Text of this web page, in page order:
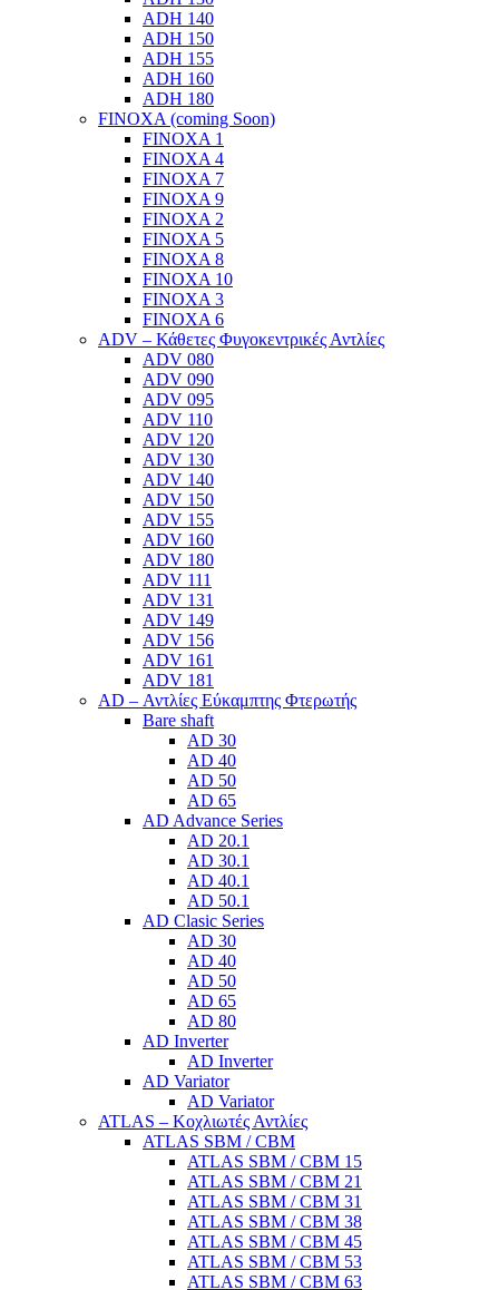
ADH 140
ADH 150
ADH 155
ADH 160
ADH 180
FINOXA (coming Soon)
FINOXA 1
FINOXA 4
FINOXA 7
FINOXA 9
FINOXA 2
FINOXA 5
FINOXA 8
FINOXA 10
FINOXA 3
FINOXA 6
ADV – Κάθετες Φυγοκεντρικές Αντλίες
ADV 080
ADV 090
ADV 095
ADV 110
ADV 120
ADV 130
ADV 140
ADV 150
ADV 155
ADV 160
ADV 180
ADV 111
ADV 131
ADV 149
ADV 156
ADV 161
ADV 181
AD – Αντλίες Εύκαμπτης Φτερωτής
Bare shaft
AD 30
AD 40
AD 50
AD 65
AD Advance Series
AD 20.1
AD 30.1
AD 40.1
AD 50.1
AD Clasic Series
AD 30
AD 40
AD 50
AD 65
AD 80
AD Inverter
AD Inverter
AD Variator
AD Variator
ATLAS – Κοχλιωτές Αντλίες
ATLAS SBM / CBM
ATLAS SBM / CBM 15
ATLAS SBM / CBM 21
ATLAS SBM / CBM 31
ATLAS SBM / CBM 38
ATLAS SBM / CBM 45
ATLAS SBM / CBM 53
ATLAS SBM / CBM 63